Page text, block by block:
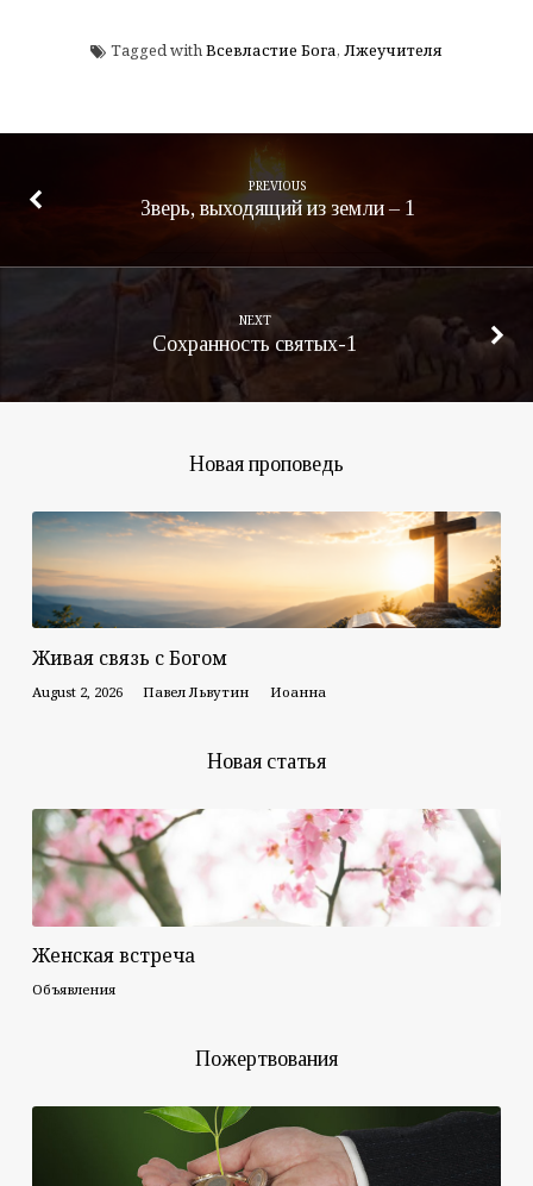
Tagged withВсевластие Бога, Лжеучителя
PREVIOUS
Зверь, выходящий из земли – 1
NEXT
Сохранность святых-1
Новая проповедь
Живая связь с Богом
August 2, 2026 Павел Львутин Иоанна
Новая статья
Женская встреча
Объявления
Пожертвования